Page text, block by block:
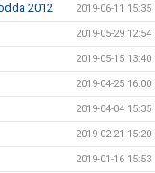
2012 2019-06-11 15:35
2019-05-29 12:54
2019-05-15 13:40
2019-04-25 16:00
2019-04-04 15:35
2019-02-21 15:20
2019-01-16 15:53